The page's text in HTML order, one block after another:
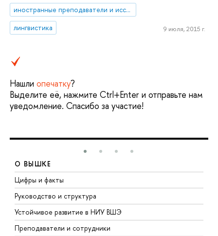
иностранные преподаватели и исследователи
лингвистика
9 июля, 2015 г.
Нашли опечатку?
Выделите её, нажмите Ctrl+Enter и отправьте нам
уведомление. Спасибо за участие!
О ВЫШКЕ
Цифры и факты
Руководство и структура
Устойчивое развитие в НИУ ВШЭ
Преподаватели и сотрудники